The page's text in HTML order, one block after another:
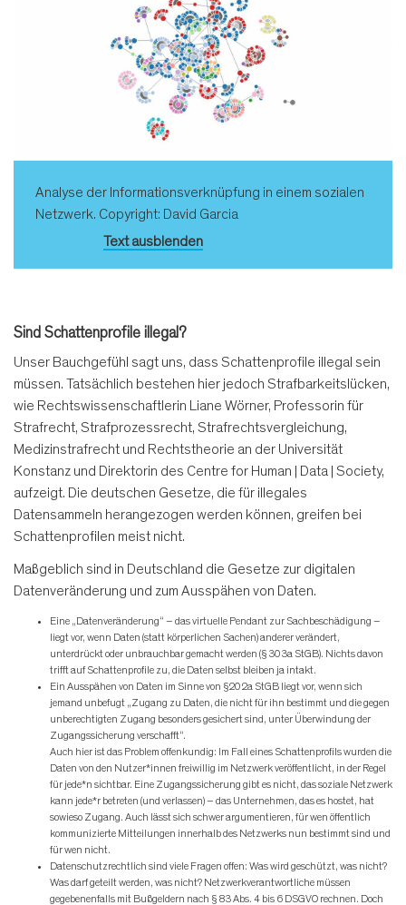
Analyse der Informationsverknüpfung in einem sozialen
Netzwerk. Copyright: David Garcia
Text ausblenden
Sind Schattenprofile illegal?
Unser Bauchgefühl sagt uns, dass Schattenprofile illegal sein
müssen. Tatsächlich bestehen hier jedoch Strafbarkeitslücken,
wie Rechtswissenschaftlerin Liane Wörner, Professorin für
Strafrecht, Strafprozessrecht, Strafrechtsvergleichung,
Medizinstrafrecht und Rechtstheorie an der Universität
Konstanz und Direktorin des Centre for Human | Data | Society,
aufzeigt. Die deutschen Gesetze, die für illegales
Datensammeln herangezogen werden können, greifen bei
Schattenprofilen meist nicht.
Maßgeblich sind in Deutschland die Gesetze zur digitalen
Datenveränderung und zum Ausspähen von Daten.
Eine „Datenveränderung“ – das virtuelle Pendant zur Sachbeschädigung –
liegt vor, wenn Daten (statt körperlichen Sachen) anderer verändert,
unterdrückt oder unbrauchbar gemacht werden (§ 303a StGB). Nichts davon
trifft auf Schattenprofile zu, die Daten selbst bleiben ja intakt.
Ein Ausspähen von Daten im Sinne von §202a StGB liegt vor, wenn sich
jemand unbefugt „Zugang zu Daten, die nicht für ihn bestimmt und die gegen
unberechtigten Zugang besonders gesichert sind, unter Überwindung der
Zugangssicherung verschafft“.
Auch hier ist das Problem offenkundig: Im Fall eines Schattenprofils wurden die
Daten von den Nutzer*innen freiwillig im Netzwerk veröffentlicht, in der Regel
für jede*n sichtbar. Eine Zugangssicherung gibt es nicht, das soziale Netzwerk
kann jede*r betreten (und verlassen) – das Unternehmen, das es hostet, hat
sowieso Zugang. Auch lässt sich schwer argumentieren, für wen öffentlich
kommunizierte Mitteilungen innerhalb des Netzwerks nun bestimmt sind und
für wen nicht.
Datenschutzrechtlich sind viele Fragen offen: Was wird geschützt, was nicht?
Was darf geteilt werden, was nicht? Netzwerkverantwortliche müssen
gegebenenfalls mit Bußgeldern nach § 83 Abs. 4 bis 6 DSGVO rechnen. Doch